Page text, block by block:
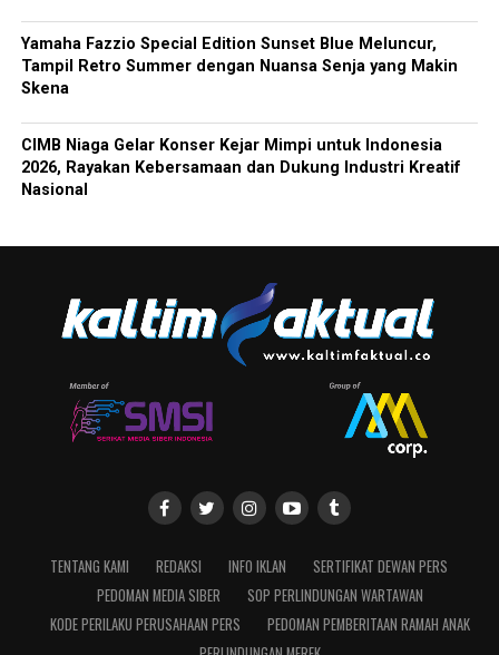
Yamaha Fazzio Special Edition Sunset Blue Meluncur,
Tampil Retro Summer dengan Nuansa Senja yang Makin
Skena
CIMB Niaga Gelar Konser Kejar Mimpi untuk Indonesia
2026, Rayakan Kebersamaan dan Dukung Industri Kreatif
Nasional
TENTANG KAMI REDAKSI INFO IKLAN
SERTIFIKAT DEWAN PERS
PEDOMAN MEDIA SIBER
SOP PERLINDUNGAN WARTAWAN
KODE PERILAKU PERUSAHAAN PERS
PEDOMAN PEMBERITAAN RAMAH ANAK